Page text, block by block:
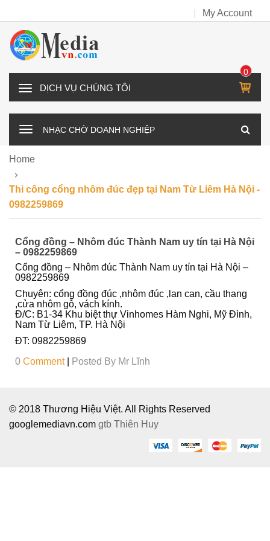
My Account
D
H
G
T
Ô
0
IT
M
NHẠC CHỜ DOANH NGHIỆP
Home
Thi công cổng nhôm đúc đẹp tại Nam Từ Liêm Hà Nội -
0982259869
Cổng đồng – Nhôm đúc Thành Nam uy tín tại Hà Nội
– 0982259869
Cổng đồng – Nhôm đúc Thành Nam uy tín tại Hà Nội –
0982259869
Chuyên: cổng đồng đúc ,nhôm đúc ,lan can, cầu thang
,cửa nhôm gỗ, vách kính.
Đ/C: B1-34 Khu biệt thự Vinhomes Hàm Nghi, Mỹ Đình,
Nam Từ Liêm, TP. Hà Nội
ĐT: 0982259869
0 Comment Posted By Mr Lĩnh
© 2018 Thương Hiệu Việt. All Rights Reserved
googlemediavn.com gtb Thiên Huy